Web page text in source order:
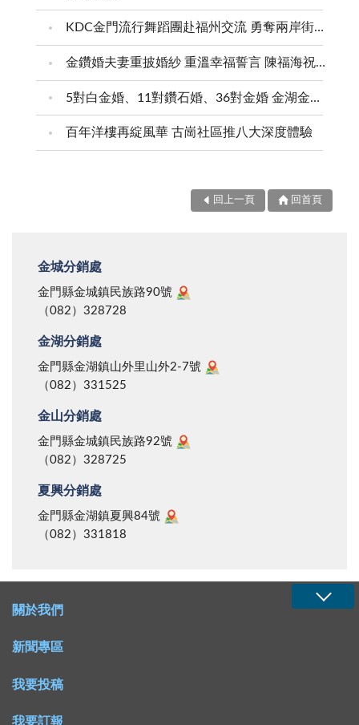
KDC金門流行舞蹈團赴福州交流 勇奪兩岸街舞賽三等獎
金鑽婚夫妻重披婚紗 重溫幸福誓言 陳福海祝福牽手半世紀 情深相守成典範
5對白金婚、11對鑽石婚、36對金婚 金湖金沙夫妻共享榮耀時刻 陳福海表揚金鑽婚夫妻 向半世紀相守家庭典範致敬
百年洋樓再綻風華 古崗社區推八大深度體驗
回上一頁 回首頁
金城分銷處
金門縣金城鎮民族路90號
（082）328728
金湖分銷處
金門縣金湖鎮山外里山外2-7號
（082）331525
金山分銷處
金門縣金城鎮民族路92號
（082）328725
夏興分銷處
金門縣金湖鎮夏興84號
（082）331818
關於我們
新聞專區
我要投稿
我要訂報